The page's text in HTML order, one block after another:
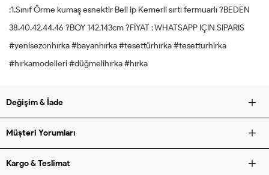
:1.Sınıf Örme kumaş esnektir Beli ip Kemerli sırtı fermuarlı ?BEDEN
38.40.42.44.46 ?BOY 142.143cm ?FİYAT : WHATSAPP IÇIN SIPARIS
#yenisezonhırka #bayanhırka #tesettürhırka #tesetturhirka
#hırkamodelleri #düğmelihırka #hırka
Değişim & İade
Müşteri Yorumları
Kargo & Teslimat